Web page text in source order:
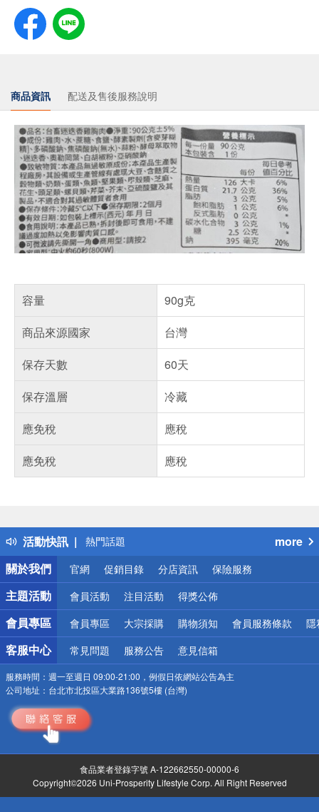
商品資訊 配送及售後服務說明
容量
90g克
商品來源國家
台灣
保存天數
60天
保存溫層
冷藏
應免稅
應稅
應免稅
應稅
活動快訊
得獎公告
熱門話題
銀行優惠
偏遠地區配送
詐騙網頁！請小心！
more
關於我們
官網 促銷目錄 分店資訊 保險服務
主題活動 會員活動 注目活動 得獎公佈
會員專區 會員專區 大宗採購 購物須知 會員服務條款 隱
客服中心 常見問題 服務公告 意見信箱
服務時間： 週一至週日 09:00-21:00，例假日依網站公告為主
公司地址： 台北市北投區大業路136號5樓 (台灣)
食品業者登錄字號 A-122662550-00000-6
Copyright©2026 Uni-Prosperity Lifestyle Corp. All Right Reserved